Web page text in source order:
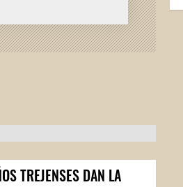
TREJENSES DAN LA